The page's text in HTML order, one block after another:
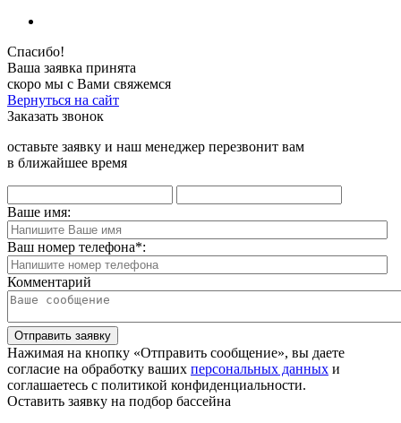
Спасибо!
Ваша заявка принята
скоро мы с Вами свяжемся
Вернуться на сайт
Заказать звонок
оставьте заявку и наш менеджер перезвонит вам
в ближайшее время
Ваше имя:
Ваш номер телефона*:
Комментарий
Отправить заявку
Нажимая на кнопку «Отправить сообщение», вы даете
согласие на обработку ваших персональных данных и
соглашаетесь с политикой конфиденциальности.
Оставить заявку на подбор бассейна